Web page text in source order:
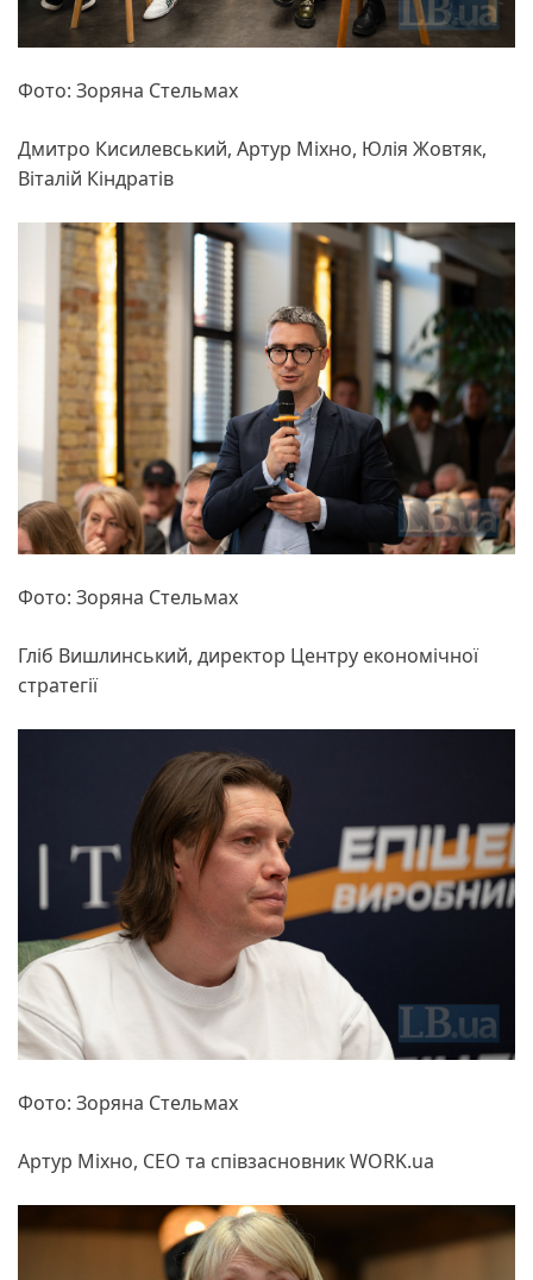
Фото: Зоряна Стельмах
Дмитро Кисилевський, Артур Міхно, Юлія Жовтяк,
Віталій Кіндратів
Фото: Зоряна Стельмах
Гліб Вишлинський, директор Центру економічної
стратегії
Фото: Зоряна Стельмах
Артур Міхно, СЕО та співзасновник WORK.ua